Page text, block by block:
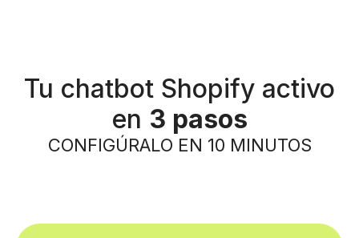
Tu chatbot Shopify activo
en 3 pasos
CONFIGÚRALO EN 10 MINUTOS